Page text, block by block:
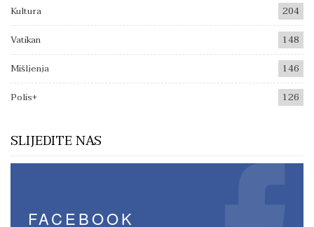
Kultura
204
Vatikan
148
Mišljenja
146
Polis+
126
SLIJEDITE NAS
FACEBOOK